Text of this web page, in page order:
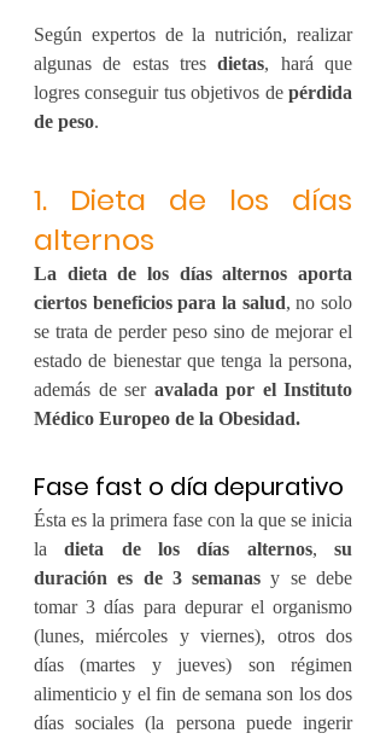
Según expertos de la nutrición, realizar
algunas de estas tres dietas, hará que
logres conseguir tus objetivos de pérdida
de peso.
1. Dieta de los días
alternos
La dieta de los días alternos aporta
ciertos beneficios para la salud, no solo
se trata de perder peso sino de mejorar el
estado de bienestar que tenga la persona,
además de ser avalada por el Instituto
Médico Europeo de la Obesidad.
Fase fast o día depurativo
Ésta es la primera fase con la que se inicia
la dieta de los días alternos, su
duración es de 3 semanas y se debe
tomar 3 días para depurar el organismo
(lunes, miércoles y viernes), otros dos
días (martes y jueves) son régimen
alimenticio y el fin de semana son los dos
días sociales (la persona puede ingerir